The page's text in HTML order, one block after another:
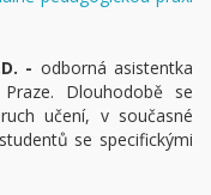
- odborná asistentka
Dlouhodobě se
učení, v současné
se specifickými